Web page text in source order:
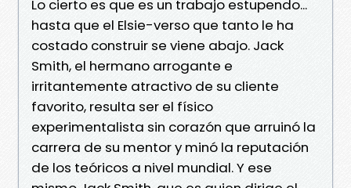
Lo cierto es que es un trabajo estupendo...
hasta que el Elsie-verso que tanto le ha
costado construir se viene abajo. Jack
Smith, el hermano arrogante e
irritantemente atractivo de su cliente
favorito, resulta ser el físico
experimentalista sin corazón que arruinó la
carrera de su mentor y minó la reputación
de los teóricos a nivel mundial. Y ese